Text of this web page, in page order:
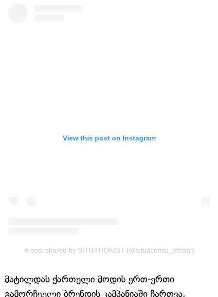
View this post on Instagram
A post shared by SITUATIONIST (@situationist_official)
მატილდას ქართული მოდის ერთ-ერთი
გამორჩეული ბრენდის კამპანიაში ჩართვა,